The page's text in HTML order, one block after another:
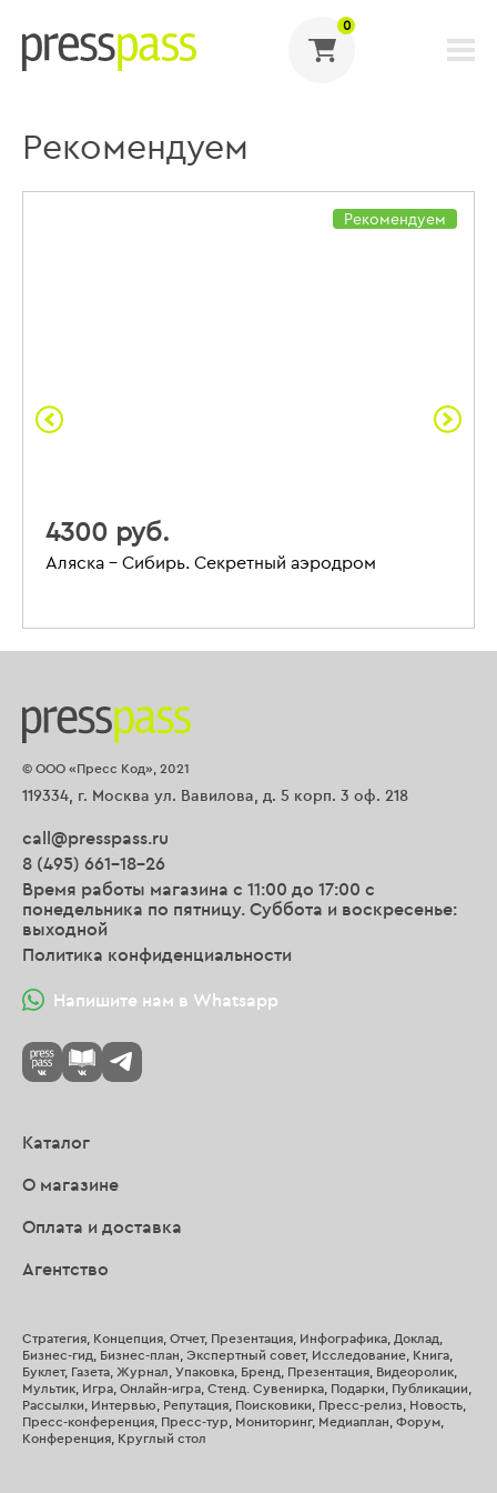
0
Рекомендуем
Рекомендуем
4300 руб.
Аляска – Сибирь. Секретный аэродром
© ООО «Пресс Код», 2021
119334, г. Москва ул. Вавилова, д. 5 корп. 3 оф. 218
call@presspass.ru
8 (495) 661-18-26
Время работы магазина с 11:00 до 17:00 с
понедельника по пятницу. Суббота и воскресенье:
выходной
Политика конфиденциальности
Напишите нам в Whatsapp
Каталог
О магазине
Оплата и доставка
Агентство
Стратегия, Концепция, Отчет, Презентация, Инфографика, Доклад,
Бизнес-гид, Бизнес-план, Экспертный совет, Исследование, Книга,
Буклет, Газета, Журнал, Упаковка, Бренд, Презентация, Видеоролик,
Мультик, Игра, Онлайн-игра, Стенд. Сувенирка, Подарки, Публикации,
Рассылки, Интервью, Репутация, Поисковики, Пресс-релиз, Новость,
Пресс-конференция, Пресс-тур, Мониторинг, Медиаплан, Форум,
Конференция, Круглый стол